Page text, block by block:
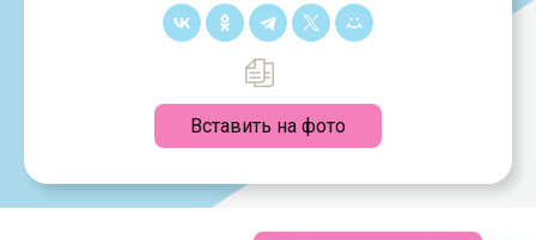
Вставить на фото